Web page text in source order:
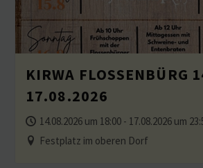
KIRWA FLOSSENBÜRG
17.08.2026
14.08.2026 um 18:00 - 17.08.2026 um
Festplatz im oberen Dorf